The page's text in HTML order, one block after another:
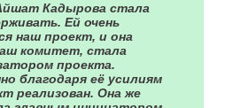
Кадырова стала
Ей очень
наш проект, и она
комитет, стала
проекта.
благодаря её усилиям
реализован. Она же